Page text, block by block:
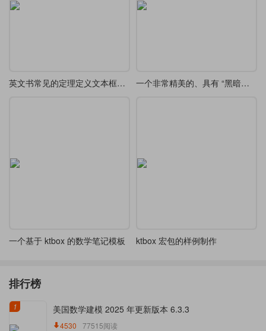
英文书常见的定理定义文本框设计欣赏 一个非常精美的、具有 “黑暗幻想” 风格 tcolorbox 定义
一个基于 ktbox 的数学笔记模板 ktbox 宏包的样例制作
排行榜
1 美国数学建模 2025 年更新版本 6.3.3
4530 77515阅读